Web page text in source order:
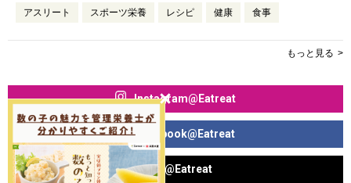
アスリート スポーツ栄養 レシピ 健康 食事
もっと見る
Instagram@Eatreat
Facebook@Eatreat
X@Eatreat